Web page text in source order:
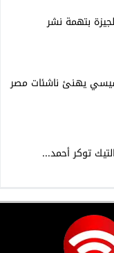
بتهمة نشر
يهنئ ناشئات مصر
توكر أحمد...